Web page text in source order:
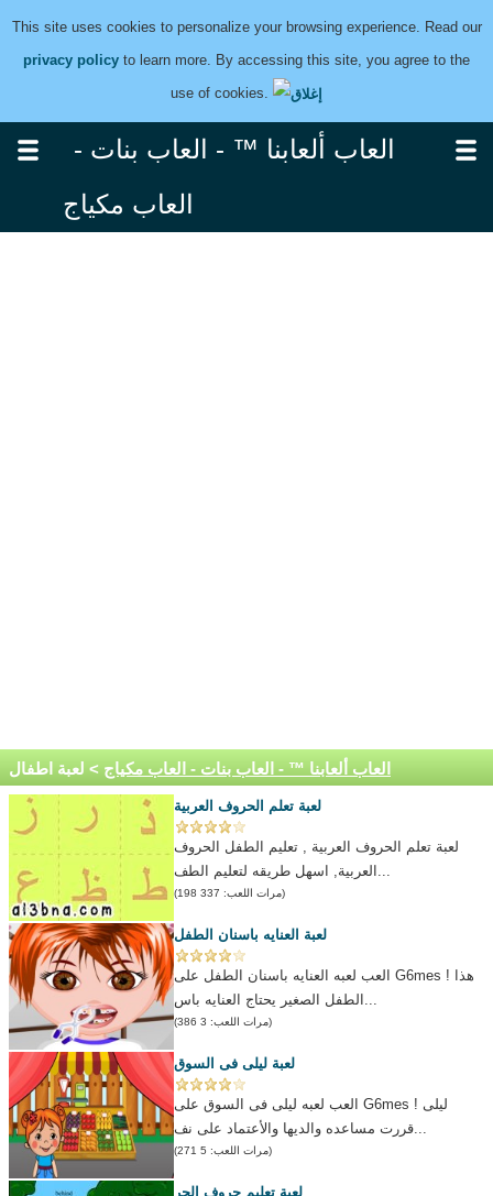
This site uses cookies to personalize your browsing experience. Read our
privacy policy to learn more. By accessing this site, you agree to the
use of cookies.
العاب ألعابنا ™ - العاب بنات -
العاب مكياج
العاب ألعابنا ™ - العاب بنات - العاب مكياج > لعبة اطفال
لعبة تعلم الحروف العربية
لعبة تعلم الحروف العربية , تعليم الطفل الحروف
(مرات اللعب: 337 198)
لعبة العنايه باسنان الطفل
العب لعبه العنايه باسنان الطفل على G6mes ! هذا
(مرات اللعب: 3 386)
لعبة ليلى فى السوق
العب لعبه ليلى فى السوق على G6mes ! ليلى
(مرات اللعب: 5 271)
لعبة تعليم حروف الجر